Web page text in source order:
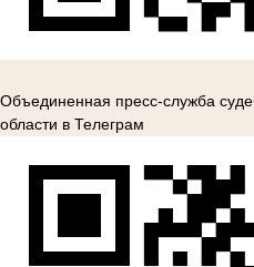
Объединенная пресс-служба
области в Телеграм